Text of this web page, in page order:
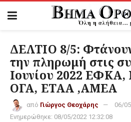
ΔΕΛΤΙΟ 8/5:
την πληρωμή στις
Ιουνίου 2022
ΟΓΑ, ΕΤΑΑ ,ΑΜΕΑ
από Γιώργος Θεοχάρης
06/
Ενημερώθηκε: 08/05/2022 12:32:08